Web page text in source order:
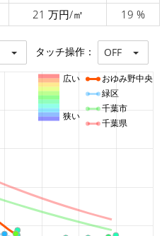
21 万円/㎡ 19 %
タッチ操作： OFF
おゆみ野中央
緑区
千葉市
千葉県
広い
狭い